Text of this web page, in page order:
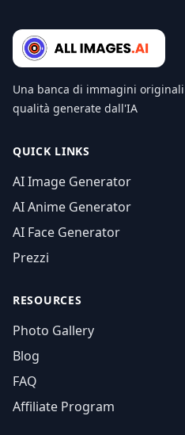
Una banca di immagini
qualità generate dall'IA
QUICK LINKS
AI Image Generator
AI Anime Generator
AI Face Generator
Prezzi
RESOURCES
Photo Gallery
Blog
FAQ
Affiliate Program